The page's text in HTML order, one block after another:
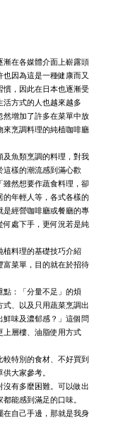
在各媒體介面上嶄露頭
因為這是一種健康而又
，因此在日本也逐漸受
活方式的人也越來越多
然增加了許多在菜單中放
來烹調料理的純植咖啡廳
魚類烹調的料理，對我
這樣的潮流感到滿心歡
然想要作蔬食料理，卻
年輕人等，各式各樣的
是經營咖啡廳或餐廳的專
何處下手，更何況若是純
料理的基礎技巧介紹
富菜單，目的就在於招待
：「分量不足」的煩
、以及只用蔬菜烹調出
味及濃郁感？」這個問
上層樓、油脂使用方式
特別的食材、不好買到
大家參考。
有多麼困難。可以做出
能感到滿足的口味。
自己手邊，那就是我身